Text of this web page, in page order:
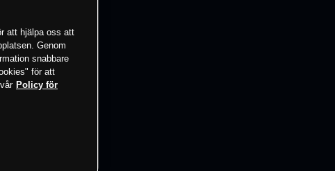
att hjälpa oss att
Genom
snabbare
för att
Policy för